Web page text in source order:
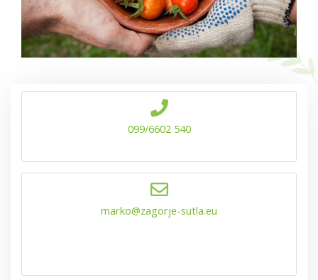
099/6602 540
marko@zagorje-sutla.eu